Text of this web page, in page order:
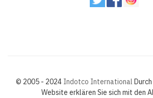
© 2005 - 2024 Indotco International
Website erklären Sie sich mit den